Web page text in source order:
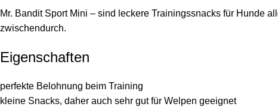
Mr. Bandit Sport Mini – sind leckere Trainingssnacks für Hunde
zwischendurch.
Eigenschaften
perfekte Belohnung beim Training
kleine Snacks, daher auch sehr gut für Welpen geeignet